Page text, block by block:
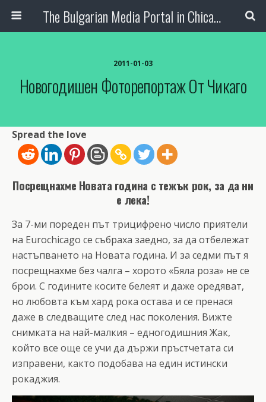
The Bulgarian Media Portal in Chicago
2011-01-03
Новогодишен Фоторепортаж От Чикаго
Spread the love
Посрещнахме Новата година с тежък рок, за да ни
е лека!
За 7-ми пореден път трицифрено число приятели
на Eurochicago се събраха заедно, за да отбележат
настъпването на Новата година. И за седми път я
посрещнахме без чалга – хорото «Бяла роза» не се
брои. С годините косите белеят и даже оредяват,
но любовта към хард рока остава и се пренася
даже в следващите след нас поколения. Вижте
снимката на най-малкия – едногодишния Жак,
който все още се учи да държи пръстчетата си
изправени, както подобава на един истински
рокаджия.